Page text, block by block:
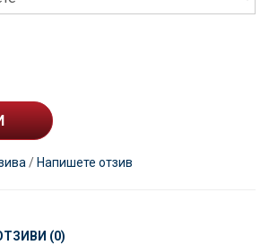
/ Напишете отзив
(0)